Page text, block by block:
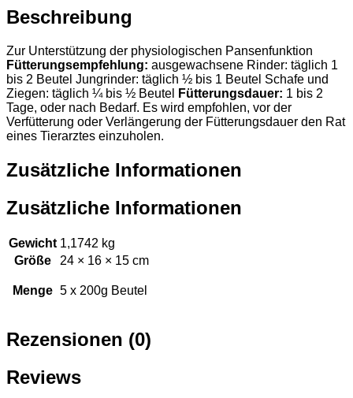
Beschreibung
Zur Unterstützung der physiologischen Pansenfunktion
Fütterungsempfehlung: ausgewachsene Rinder: täglich 1
bis 2 Beutel Jungrinder: täglich ½ bis 1 Beutel Schafe und
Ziegen: täglich ¼ bis ½ Beutel
Fütterungsdauer: 1 bis 2
Tage, oder nach Bedarf. Es wird empfohlen, vor der
Verfütterung oder Verlängerung der Fütterungsdauer den Rat
eines Tierarztes einzuholen.
Zusätzliche Informationen
Zusätzliche Informationen
Gewicht 1,1742 kg
Größe
24 × 16 × 15 cm
Menge 5 x 200g Beutel
Rezensionen (0)
Reviews